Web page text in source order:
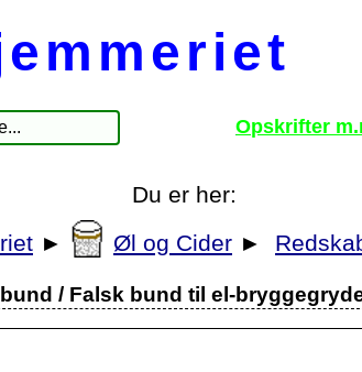
Opskrifter
Du er her:
► Øl og Cider ►
/ Falsk bund til el-